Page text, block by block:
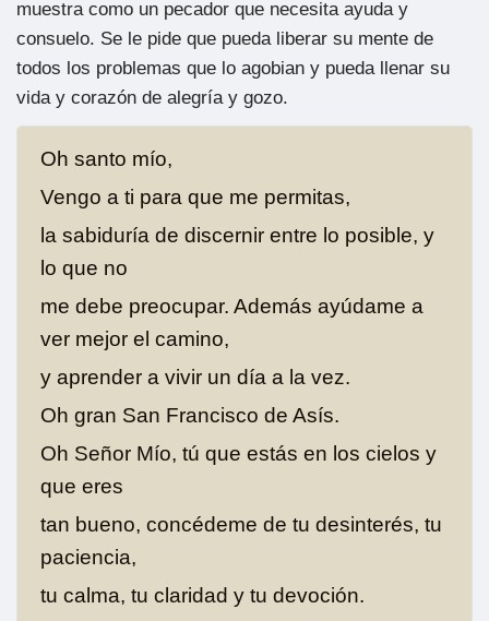
muestra como un pecador que necesita ayuda y
consuelo. Se le pide que pueda liberar su mente de
todos los problemas que lo agobian y pueda llenar su
vida y corazón de alegría y gozo.
Oh santo mío,
Vengo a ti para que me permitas,
la sabiduría de discernir entre lo posible, y
lo que no
me debe preocupar. Además ayúdame a
ver mejor el camino,
y aprender a vivir un día a la vez.
Oh gran San Francisco de Asís.
Oh Señor Mío, tú que estás en los cielos y
que eres
tan bueno, concédeme de tu desinterés, tu
paciencia,
tu calma, tu claridad y tu devoción.